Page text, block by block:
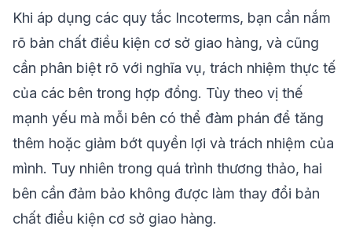
Khi áp dụng các quy tắc Incoterms, bạn cần nắm
rõ bản chất điều kiện cơ sở giao hàng, và cũng
cần phân biệt rõ với nghĩa vụ, trách nhiệm thực tế
của các bên trong hợp đồng. Tùy theo vị thế
mạnh yếu mà mỗi bên có thể đàm phán để tăng
thêm hoặc giảm bớt quyền lợi và trách nhiệm của
mình. Tuy nhiên trong quá trình thương thảo, hai
bên cần đảm bảo không được làm thay đổi bản
chất điều kiện cơ sở giao hàng.